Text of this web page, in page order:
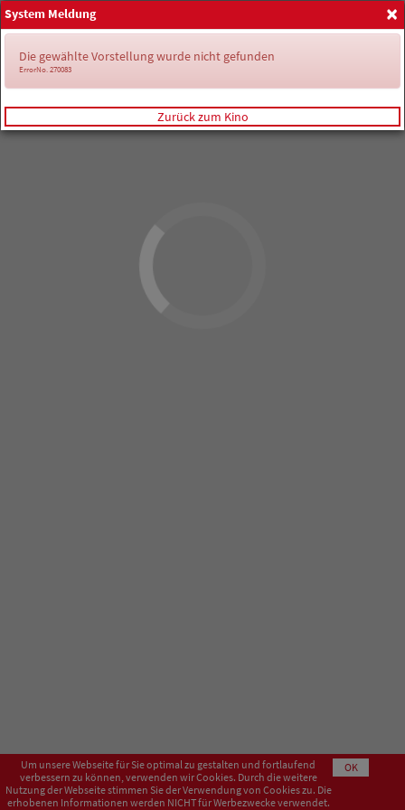
Anmelden
Um unsere Webseite für Sie optimal zu gestalten und fortlaufend
verbessern zu können, verwenden wir Cookies. Durch die weitere
Nutzung der Webseite stimmen Sie der Verwendung von Cookies zu. Die
erhobenen Informationen werden NICHT für Werbezwecke verwendet.
OK
×
System Meldung
Die gewählte Vorstellung wurde nicht gefunden
ErrorNo. 270083
Zurück zum Kino